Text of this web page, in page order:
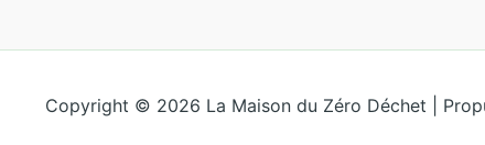
Copyright © 2026 La Maison du Zéro Déchet |